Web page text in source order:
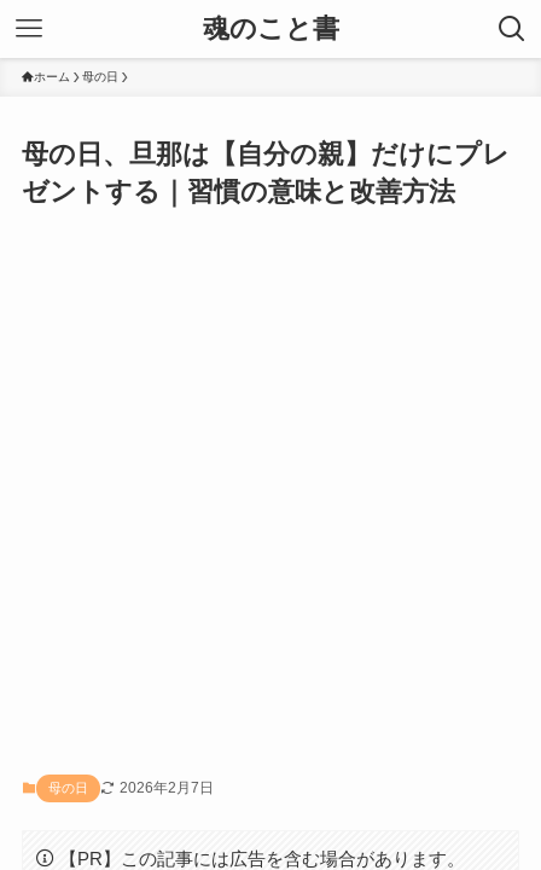
魂のこと書
ホーム 母の日
母の日、旦那は【自分の親】だけにプレ
ゼントする｜習慣の意味と改善方法
母の日 2026年2月7日
【PR】この記事には広告を含む場合があります。